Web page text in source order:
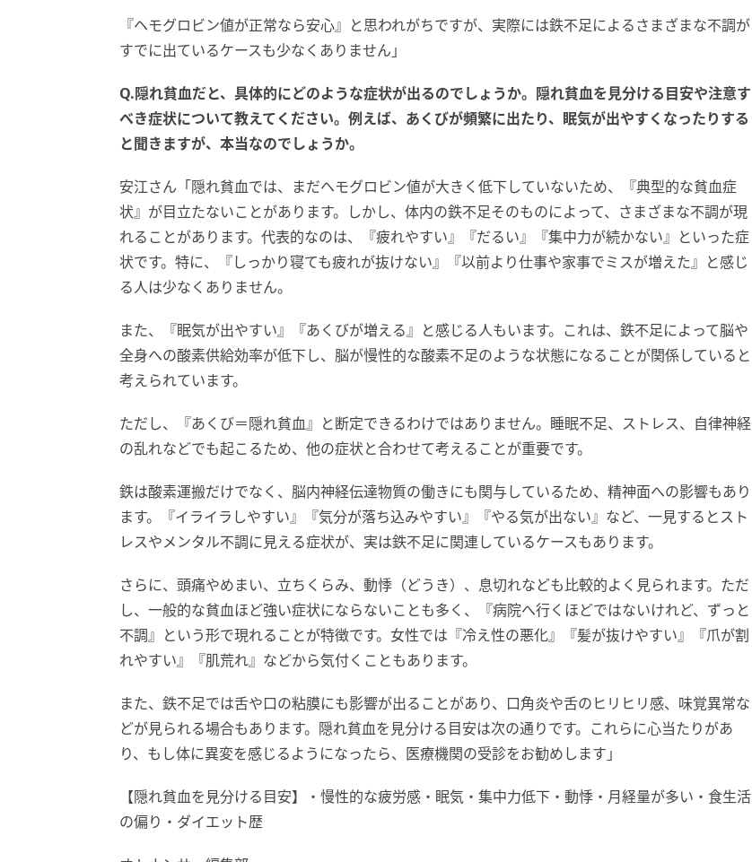
『ヘモグロビン値が正常なら安心』と思われがちですが、実際には鉄不足によるさまざまな不調が
すでに出ているケースも少なくありません」
Q.隠れ貧血だと、具体的にどのような症状が出るのでしょうか。隠れ貧血を見分ける目安や注意す
べき症状について教えてください。例えば、あくびが頻繁に出たり、眠気が出やすくなったりする
と聞きますが、本当なのでしょうか。
安江さん「隠れ貧血では、まだヘモグロビン値が大きく低下していないため、『典型的な貧血症
状』が目立たないことがあります。しかし、体内の鉄不足そのものによって、さまざまな不調が現
れることがあります。代表的なのは、『疲れやすい』『だるい』『集中力が続かない』といった症
状です。特に、『しっかり寝ても疲れが抜けない』『以前より仕事や家事でミスが増えた』と感じ
る人は少なくありません。
また、『眠気が出やすい』『あくびが増える』と感じる人もいます。これは、鉄不足によって脳や
全身への酸素供給効率が低下し、脳が慢性的な酸素不足のような状態になることが関係していると
考えられています。
ただし、『あくび＝隠れ貧血』と断定できるわけではありません。睡眠不足、ストレス、自律神経
の乱れなどでも起こるため、他の症状と合わせて考えることが重要です。
鉄は酸素運搬だけでなく、脳内神経伝達物質の働きにも関与しているため、精神面への影響もあり
ます。『イライラしやすい』『気分が落ち込みやすい』『やる気が出ない』など、一見するとスト
レスやメンタル不調に見える症状が、実は鉄不足に関連しているケースもあります。
さらに、頭痛やめまい、立ちくらみ、動悸（どうき）、息切れなども比較的よく見られます。ただ
し、一般的な貧血ほど強い症状にならないことも多く、『病院へ行くほどではないけれど、ずっと
不調』という形で現れることが特徴です。女性では『冷え性の悪化』『髪が抜けやすい』『爪が割
れやすい』『肌荒れ』などから気付くこともあります。
また、鉄不足では舌や口の粘膜にも影響が出ることがあり、口角炎や舌のヒリヒリ感、味覚異常な
どが見られる場合もあります。隠れ貧血を見分ける目安は次の通りです。これらに心当たりがあ
り、もし体に異変を感じるようになったら、医療機関の受診をお勧めします」
【隠れ貧血を見分ける目安】・慢性的な疲労感・眠気・集中力低下・動悸・月経量が多い・食生活
の偏り・ダイエット歴